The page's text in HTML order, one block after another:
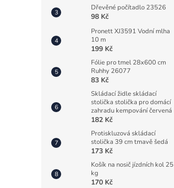
Dřevěné počítadlo 23526
98 Kč
Pronett XJ3591 Vodní mlha
10 m
199 Kč
Fólie pro tmel 28x600 cm
Ruhhy 26077
83 Kč
Skládací židle skládací
stolička stolička pro domácí
zahradu kempování červená
182 Kč
Protiskluzová skládací
stolička 39 cm tmavě šedá
173 Kč
Košík na nosič jízdních kol 25
kg
170 Kč